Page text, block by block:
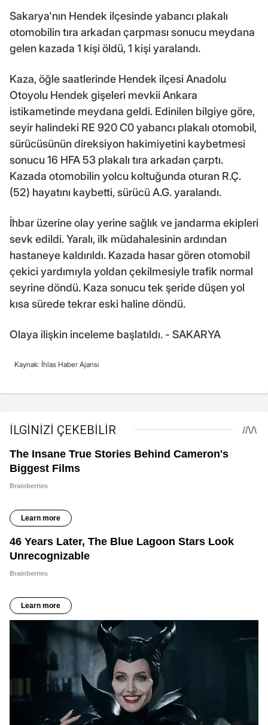
Sakarya'nın Hendek ilçesinde yabancı plakalı
otomobilin tıra arkadan çarpması sonucu meydana
gelen kazada 1 kişi öldü, 1 kişi yaralandı.
Kaza, öğle saatlerinde Hendek ilçesi Anadolu
Otoyolu Hendek gişeleri mevkii Ankara
istikametinde meydana geldi. Edinilen bilgiye göre,
seyir halindeki RE 920 C0 yabancı plakalı otomobil,
sürücüsünün direksiyon hakimiyetini kaybetmesi
sonucu 16 HFA 53 plakalı tıra arkadan çarptı.
Kazada otomobilin yolcu koltuğunda oturan R.Ç.
(52) hayatını kaybetti, sürücü A.G. yaralandı.
İhbar üzerine olay yerine sağlık ve jandarma ekipleri
sevk edildi. Yaralı, ilk müdahalesinin ardından
hastaneye kaldırıldı. Kazada hasar gören otomobil
çekici yardımıyla yoldan çekilmesiyle trafik normal
seyrine döndü. Kaza sonucu tek şeride düşen yol
kısa sürede tekrar eski haline döndü.
Olaya ilişkin inceleme başlatıldı. - SAKARYA
Kaynak: İhlas Haber Ajansı